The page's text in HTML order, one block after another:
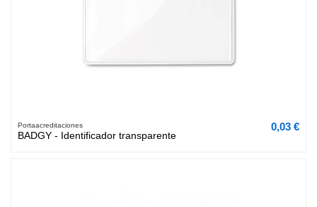
Portaacreditaciones
BADGY - Identificador transparente
0,03 €